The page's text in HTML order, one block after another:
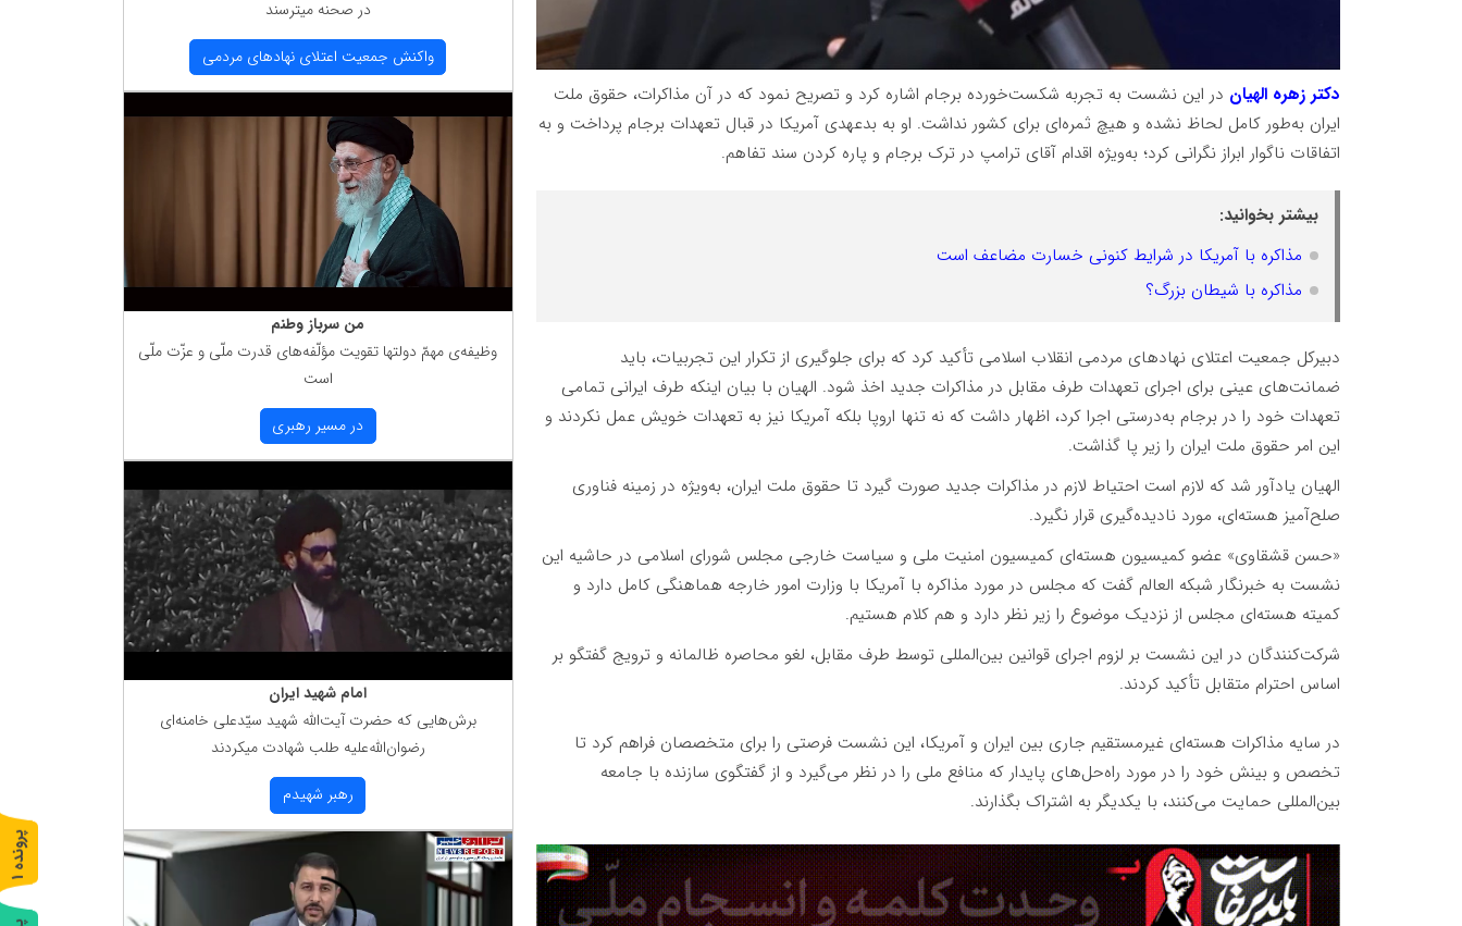
دکتر زهره الهیان در این نشست به تجربه شکست‌خورده برجام اشاره کرد و تصریح نمود که در آن مذاکرات، حقوق ملت
ایران به‌طور کامل لحاظ نشده و هیچ ثمره‌ای برای کشور نداشت. او به بدعهدی آمریکا در قبال تعهدات برجام پرداخت و به
اتفاقات ناگوار ابراز نگرانی کرد؛ به‌ویژه اقدام آقای ترامپ در ترک برجام و پاره کردن سند تفاهم.
بیشتر بخوانید:
مذاکره با آمریکا در شرایط کنونی خسارت مضاعف است
مذاکره با شیطان بزرگ؟
دبیرکل جمعیت اعتلای نهادهای مردمی انقلاب اسلامی تأکید کرد که برای جلوگیری از تکرار این تجربیات، باید
ضمانت‌های عینی برای اجرای تعهدات طرف مقابل در مذاکرات جدید اخذ شود. الهیان با بیان اینکه طرف ایرانی تمامی
تعهدات خود را در برجام به‌درستی اجرا کرد، اظهار داشت که نه تنها اروپا بلکه آمریکا نیز به تعهدات خویش عمل نکردند و
این امر حقوق ملت ایران را زیر پا گذاشت.
الهیان یادآور شد که لازم است احتیاط لازم در مذاکرات جدید صورت گیرد تا حقوق ملت ایران، به‌ویژه در زمینه فناوری
صلح‌آمیز هسته‌ای، مورد نادیده‌گیری قرار نگیرد.
«حسن قشقاوی» عضو کمیسیون هسته‌ای کمیسیون امنیت ملی و سیاست خارجی مجلس شورای اسلامی در حاشیه این
نشست به خبرنگار شبکه العالم گفت که مجلس در مورد مذاکره با آمریکا با وزارت امور خارجه هماهنگی کامل دارد و
کمیته هسته‌ای مجلس از نزدیک موضوع را زیر نظر دارد و هم کلام هستیم.
شرکت‌کنندگان در این نشست بر لزوم اجرای قوانین بین‌المللی توسط طرف مقابل، لغو محاصره ظالمانه و ترویج گفتگو بر
اساس احترام متقابل تأکید کردند.
در سایه مذاکرات هسته‌ای غیرمستقیم جاری بین ایران و آمریکا، این نشست فرصتی را برای متخصصان فراهم ‌کرد تا
تخصص و بینش خود را در مورد راه‌حل‌های پایدار که منافع ملی را در نظر می‌گیرد و از گفتگوی سازنده با جامعه
بین‌المللی حمایت می‌کنند، با یکدیگر به اشتراک بگذارند.
در صحنه میترسند
واكنش جمعیت اعتلای نهادهای مردمی
من سرباز وطنم
وظیفه‌ی مهمّ دولتها تقویت مؤلّفه‌های قدرت ملّی و عزّت ملّی
است
در مسیر رهبری
امام شهید ایران
برش‌هایی كه حضرت آیت‌الله شهید سیّدعلی خامنه‌ای
رضوان‌الله‌علیه طلب شهادت میكردند
رهبر شهیدم
پ
ر
و
ن
د
ه
1